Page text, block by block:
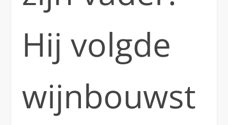
Hij volgde
wijnbouwst